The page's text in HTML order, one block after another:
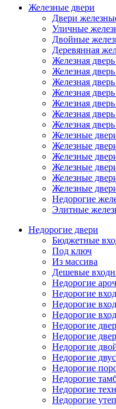
Железные двери
Двери
Уличные
Двойные
Деревянная
Железная
Железная
Железная
Железная
Железная
Железная
Железная
Железные
Железные
Железные
Железные
Железные
Железные
Недорогие
Элитные
Недорогие двери
Бюджетные
Под ключ
Из массива
Дешевые
Недорогие
Недорогие
Недорогие
Недорогие
Недорогие
Недорогие
Недорогие
Недорогие
Недорогие
Недорогие
Недорогие
Недорогие